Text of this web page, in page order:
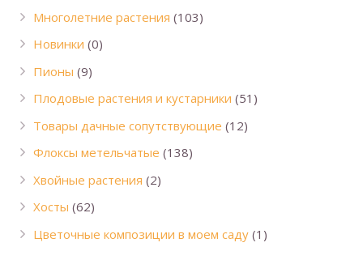
Многолетние растения (103)
Новинки (0)
Пионы (9)
Плодовые растения и кустарники (51)
Товары дачные сопутствующие (12)
Флоксы метельчатые (138)
Хвойные растения (2)
Хосты (62)
Цветочные композиции в моем саду (1)